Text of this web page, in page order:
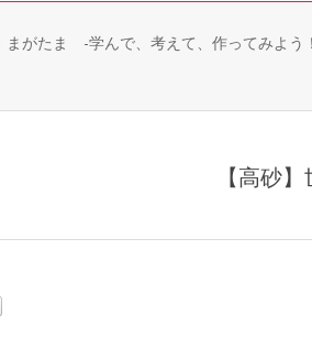
がたま -学んで、考えて、作ってみよう
【高砂